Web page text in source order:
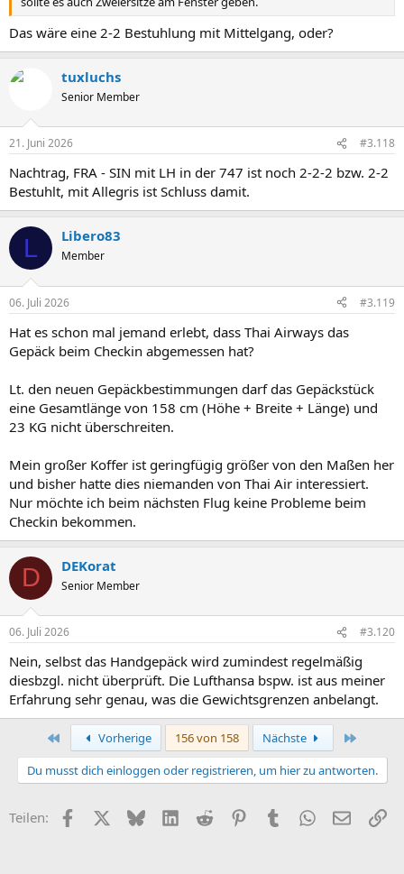
Das wäre eine 2-2 Bestuhlung mit Mittelgang, oder?
tuxluchs
Senior Member
21. Juni 2026 #3.118
Nachtrag, FRA - SIN mit LH in der 747 ist noch 2-2-2 bzw. 2-2
Bestuhlt, mit Allegris ist Schluss damit.
L Libero83
Member
06. Juli 2026 #3.119
Hat es schon mal jemand erlebt, dass Thai Airways das
Gepäck beim Checkin abgemessen hat?
Lt. den neuen Gepäckbestimmungen darf das Gepäckstück
eine Gesamtlänge von 158 cm (Höhe + Breite + Länge) und
23 KG nicht überschreiten.
Mein großer Koffer ist geringfügig größer von den Maßen her
und bisher hatte dies niemanden von Thai Air interessiert.
Nur möchte ich beim nächsten Flug keine Probleme beim
Checkin bekommen.
D DEKorat
Senior Member
06. Juli 2026 #3.120
Nein, selbst das Handgepäck wird zumindest regelmäßig
diesbzgl. nicht überprüft. Die Lufthansa bspw. ist aus meiner
Erfahrung sehr genau, was die Gewichtsgrenzen anbelangt.
Erste Vorherige 156 von 158 Nächste
Du musst dich einloggen oder registrieren, um hier zu antworten.
Teilen: FacebookX (Twitter)
BlueskyLinkedIn
Reddit PinterestTumblr WhatsApp
E-Mail